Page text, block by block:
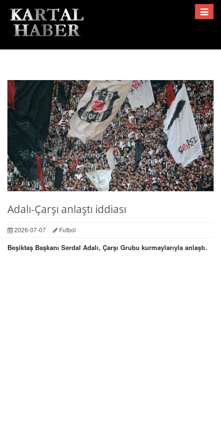
Toggle
Adalı-Çarşı anlaştı iddiası
2026-07-07 Futbol
Beşiktaş Başkanı Serdal Adalı, Çarşı Grubu kurmaylarıyla anlaştı.